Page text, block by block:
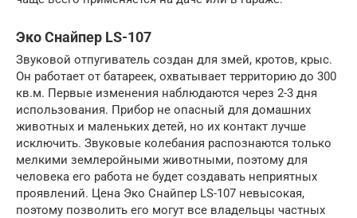
Эко Снайпер LS-107
Звуковой отпугиватель создан для змей, кротов, крыс.
Он работает от батареек, охватывает территорию до 300
кв.м. Первые изменения наблюдаются через 2-3 дня
использования. Прибор не опасный для домашних
животных и маленьких детей, но их контакт лучше
исключить. Звуковые колебания распознаются только
мелкими землеройными животными, поэтому для
человека его работа не будет создавать неприятных
проявлений. Цена Эко Снайпер LS-107 невысокая,
поэтому позволить его могут все владельцы частных